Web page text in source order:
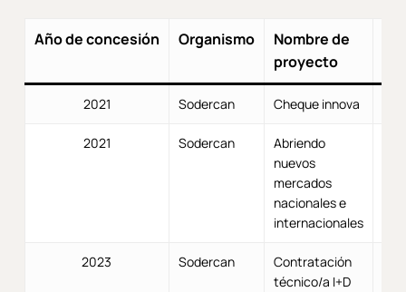
Año de concesión Organismo
Nombre de
proyecto
2021 Sodercan Cheque innova
2021 Sodercan
Abriendo
nuevos
mercados
nacionales e
internacionales
2023 Sodercan
Contratación
técnico/a I+D